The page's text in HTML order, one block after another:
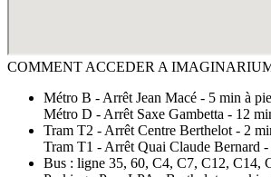
COMMENT ACCEDER A
Métro B - Arrêt Jean Macé - 5 min à
Métro D - Arrêt Saxe Gambetta - 12
Tram T2 - Arrêt Centre Berthelot - 2
Tram T1 - Arrêt Quai Claude Bernard
Bus : ligne 35, 60, C4, C7, C12, C14,